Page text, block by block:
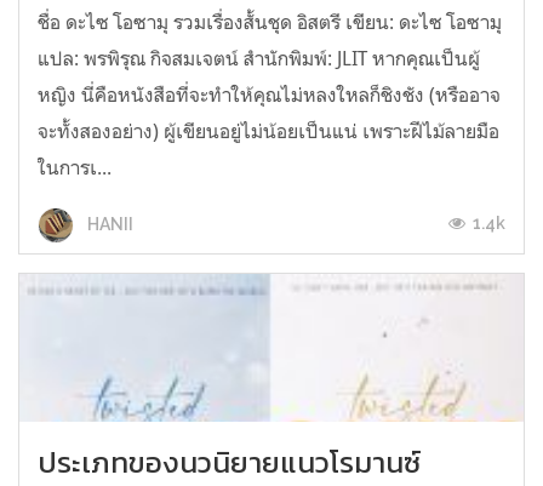
ชื่อ ดะไซ โอซามุ รวมเรื่องสั้นชุด อิสตรี เขียน: ดะไซ โอซามุ
แปล: พรพิรุณ กิจสมเจตน์ สำนักพิมพ์: JLIT หากคุณเป็นผู้
หญิง นี่คือหนังสือที่จะทำให้คุณไม่หลงใหลก็ชิงชัง (หรืออาจ
จะทั้งสองอย่าง) ผู้เขียนอยู่ไม่น้อยเป็นแน่ เพราะฝีไม้ลายมือ
ในการเ...
HANII 1.4k
ประเภทของนวนิยายแนวโรมานซ์